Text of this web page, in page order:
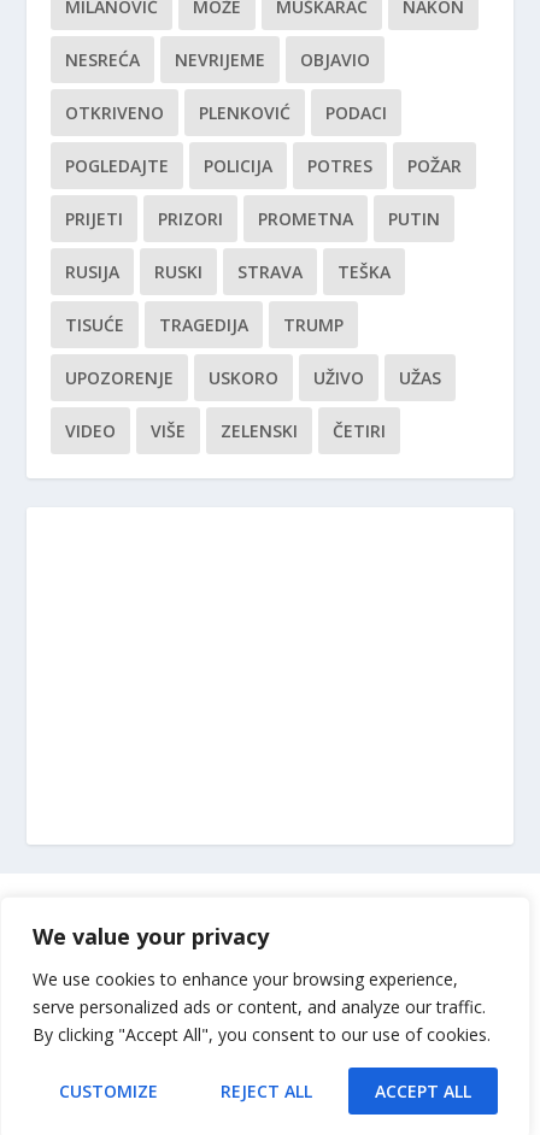
We value your privacy
We use cookies to enhance your browsing experience,
serve personalized ads or content, and analyze our traffic.
By clicking "Accept All", you consent to our use of cookies.
CUSTOMIZE REJECT ALL ACCEPT ALL
MILANOVIĆ MOŽE MUŠKARAC NAKON
NESREĆA NEVRIJEME OBJAVIO
OTKRIVENO PLENKOVIĆ PODACI
POGLEDAJTE POLICIJA POTRES POŽAR
PRIJETI PRIZORI PROMETNA PUTIN
RUSIJA RUSKI STRAVA TEŠKA
TISUĆE TRAGEDIJA TRUMP
UPOZORENJE USKORO UŽIVO UŽAS
VIDEO VIŠE ZELENSKI ČETIRI
Impressum
Uvjeti korištenja
Kontakt